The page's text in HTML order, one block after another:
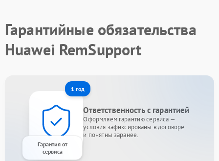
Гарантийные обязательства
Huawei RemSupport
1 год
Гарантия от
сервиса
Ответственность с гарантией
Оформляем гарантию сервиса —
условия зафиксированы в договоре
и понятны заранее.